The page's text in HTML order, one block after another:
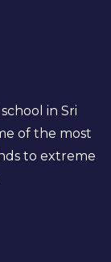
in Sri
of the most
to extreme